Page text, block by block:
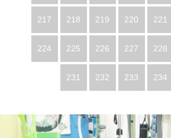
217 218 219 220 221
224 225 226 227 228
231 232 233 234